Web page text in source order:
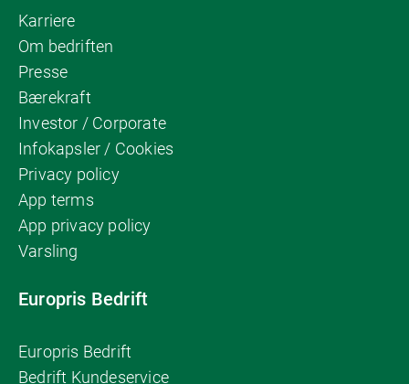
Karriere
Om bedriften
Presse
Bærekraft
Investor / Corporate
Infokapsler / Cookies
Privacy policy
App terms
App privacy policy
Varsling
Europris Bedrift
Europris Bedrift
Bedrift Kundeservice